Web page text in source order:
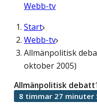
Webb-tv
Start
Webb-tv
Allmänpolitisk
oktober 2005)
Allmänpolitisk debatt
8 timmar 27 minuter